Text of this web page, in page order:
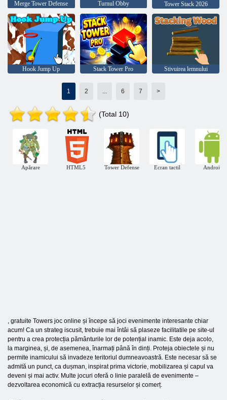
Merge Tower Defense Turnul Obby Tower Stack 2026
Hook Jump Up Stack Tower Pro Stivuirea lemnului
1 2 6 7 >
(Total 10)
Apărare HTML5 Tower Defense Ecran tactil Android
, gratuite Towers joc online și începe să joci evenimente interesante chiar
acum! Ca un strateg iscusit, trebuie mai întâi să plaseze facilitatile pe site-ul
pentru a crea protecția pământurile lor de potențial inamic. Este deja acolo,
la marginea, și, de asemenea, înarmați până în dinți. Proteja obiectele și nu
permite inamicului să invadeze teritoriul dumneavoastră. Este necesar să se
admită un punct, ca dușman, inspirat prima victorie, mobilizarea și capul va
deveni și mai activ. Multe jocuri oferă o linie paralelă de evenimente –
dezvoltarea economică cu extracția resurselor și comerț.